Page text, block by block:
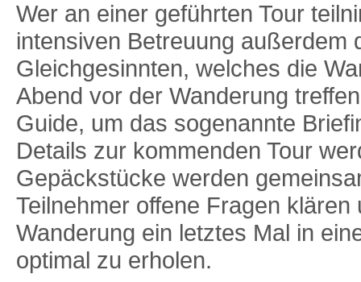
Wer an einer geführten Tour
intensiven Betreuung außerdem
Gleichgesinnten, welches die
Abend vor der Wanderung
Guide, um das sogenannte
Details zur kommenden Tour
Gepäckstücke werden
Teilnehmer offene Fragen
Wanderung ein letztes Mal in
optimal zu erholen.